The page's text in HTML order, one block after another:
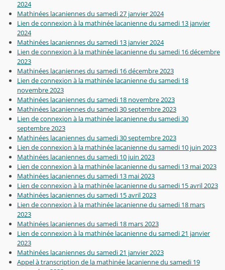
2024
Mathinées lacaniennes du samedi 27 janvier 2024
Lien de connexion à la mathinée lacanienne du samedi 13 janvier
2024
Mathinées lacaniennes du samedi 13 janvier 2024
Lien de connexion à la mathinée lacanienne du samedi 16 décembre
2023
Mathinées lacaniennes du samedi 16 décembre 2023
Lien de connexion à la mathinée lacanienne du samedi 18
novembre 2023
Mathinées lacaniennes du samedi 18 novembre 2023
Mathinées lacaniennes du samedi 30 septembre 2023
Lien de connexion à la mathinée lacanienne du samedi 30
septembre 2023
Mathinées lacaniennes du samedi 30 septembre 2023
Lien de connexion à la mathinée lacanienne du samedi 10 juin 2023
Mathinées lacaniennes du samedi 10 juin 2023
Lien de connexion à la mathinée lacanienne du samedi 13 mai 2023
Mathinées lacaniennes du samedi 13 mai 2023
Lien de connexion à la mathinée lacanienne du samedi 15 avril 2023
Mathinées lacaniennes du samedi 15 avril 2023
Lien de connexion à la mathinée lacanienne du samedi 18 mars
2023
Mathinées lacaniennes du samedi 18 mars 2023
Lien de connexion à la mathinée lacanienne du samedi 21 janvier
2023
Mathinées lacaniennes du samedi 21 janvier 2023
Appel à transcription de la mathinée lacanienne du samedi 19